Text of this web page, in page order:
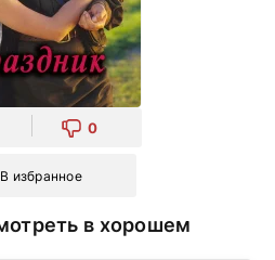
0
В избранное